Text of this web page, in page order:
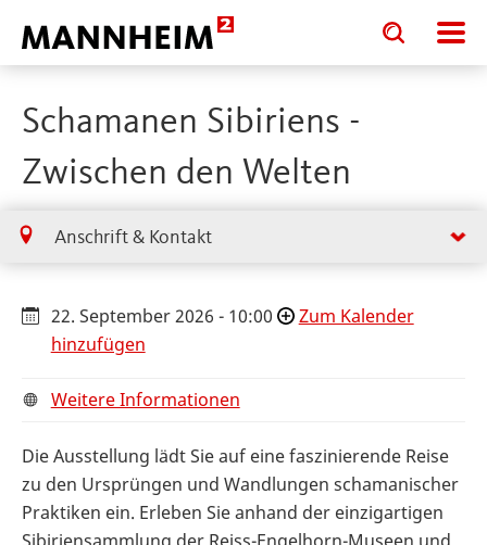
Toggle
search
input
Toggle
search
input
Schamanen Sibiriens -
Zwischen den Welten
Anschrift & Kontakt
22. September 2026 - 10:00
Zum Kalender
hinzufügen
Weitere Informationen
Die Ausstellung lädt Sie auf eine faszinierende Reise
zu den Ursprüngen und Wandlungen schamanischer
Praktiken ein. Erleben Sie anhand der einzigartigen